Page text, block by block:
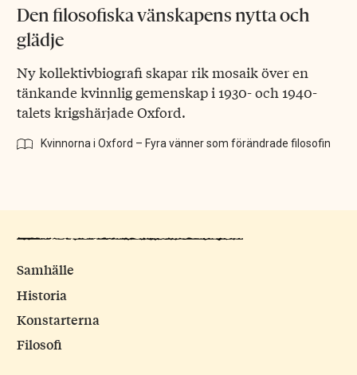
Den filosofiska vänskapens nytta och
glädje
Ny kollektivbiografi skapar rik mosaik över en
tänkande kvinnlig gemenskap i 1930- och 1940-
talets krigshärjade Oxford.
Kvinnorna i Oxford – Fyra vänner som förändrade filosofin
Samhälle
Historia
Konstarterna
Filosofi